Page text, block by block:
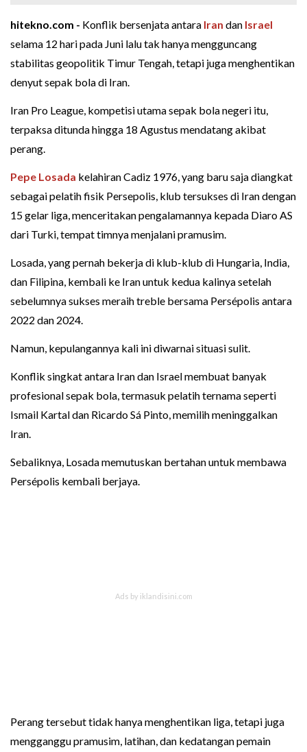
hitekno.com - Konflik bersenjata antara Iran dan Israel
selama 12 hari pada Juni lalu tak hanya mengguncang
stabilitas geopolitik Timur Tengah, tetapi juga menghentikan
denyut sepak bola di Iran.
Iran Pro League, kompetisi utama sepak bola negeri itu,
terpaksa ditunda hingga 18 Agustus mendatang akibat
perang.
Pepe Losada kelahiran Cadiz 1976, yang baru saja diangkat
sebagai pelatih fisik Persepolis, klub tersukses di Iran dengan
15 gelar liga, menceritakan pengalamannya kepada Diaro AS
dari Turki, tempat timnya menjalani pramusim.
Losada, yang pernah bekerja di klub-klub di Hungaria, India,
dan Filipina, kembali ke Iran untuk kedua kalinya setelah
sebelumnya sukses meraih treble bersama Persépolis antara
2022 dan 2024.
Namun, kepulangannya kali ini diwarnai situasi sulit.
Konflik singkat antara Iran dan Israel membuat banyak
profesional sepak bola, termasuk pelatih ternama seperti
Ismail Kartal dan Ricardo Sá Pinto, memilih meninggalkan
Iran.
Sebaliknya, Losada memutuskan bertahan untuk membawa
Persépolis kembali berjaya.
Perang tersebut tidak hanya menghentikan liga, tetapi juga
mengganggu pramusim, latihan, dan kedatangan pemain